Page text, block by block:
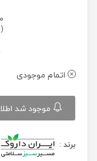
(از
اتمام موجودی
موجود شد
برند: